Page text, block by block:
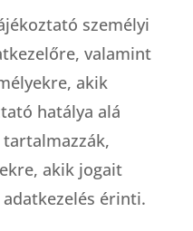
személyi
valamint
akik
hatálya alá
akik jogait
érinti.